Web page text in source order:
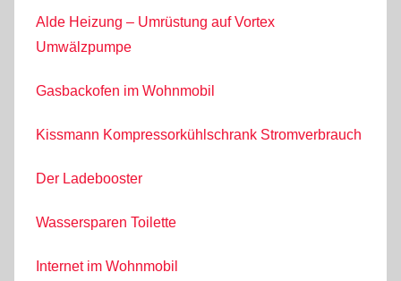
Alde Heizung – Umrüstung auf Vortex
Umwälzpumpe
Gasbackofen im Wohnmobil
Kissmann Kompressorkühlschrank Stromverbrauch
Der Ladebooster
Wassersparen Toilette
Internet im Wohnmobil